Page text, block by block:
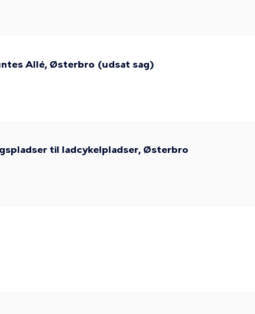
Allé, Østerbro (udsat sag)
til ladcykelpladser, Østerbro